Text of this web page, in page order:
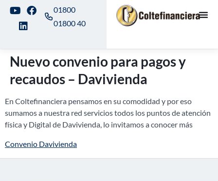
01800
01800 40
Nuevo convenio para pagos y
recaudos – Davivienda
En Coltefinanciera pensamos en su comodidad y por eso
sumamos a nuestra red servicios todos los puntos de atención
física y Digital de Davivienda, lo invitamos a conocer más
Convenio Davivienda